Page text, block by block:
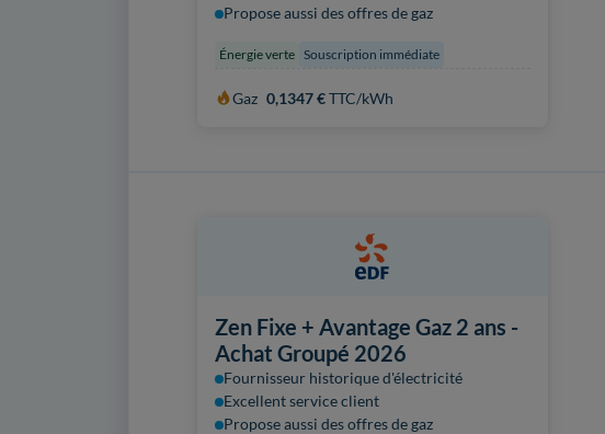
Propose aussi des offres de gaz
Énergie verte Souscription immédiate
Gaz 0,1347 €TTC/kWh
Zen Fixe + Avantage Gaz 2 ans -
Achat Groupé 2026
Fournisseur historique d'électricité
Excellent service client
Propose aussi des offres de gaz